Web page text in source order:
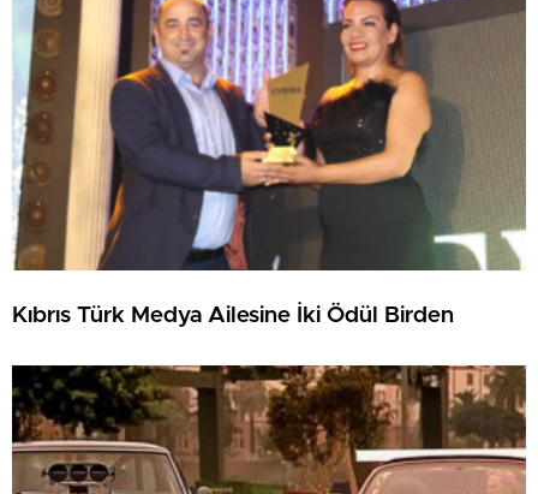
Kıbrıs Türk Medya Ailesine İki Ödül Birden